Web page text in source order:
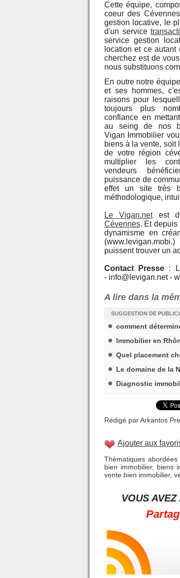
Cette équipe,
coeur des
gestion locative, le
d'un service
service gestion
location et ce
cherchez est de
nous substituons
En outre notre
et ses hommes,
raisons pour
toujours plus
confiance en
au seing de nos
Vigan Immobilier
biens à la vente, soit
de votre région
multiplier les
vendeurs
puissance de
effet un site très
méthodologique,
Le Vigan.netest
Cévennes. Et depuis
dynamisme en
puissent trouver un
Contact Presse :
- info@levigan.net -
A lire dans la
SUGGESTION DE
comment
Immobilier en
Quel placement
Le domaine de la
Diagnostic
Rédigé par Arkantos
Ajouter aux
Thèmatiques
bien immobilier, biens
vente bien immobilier,
VOUS